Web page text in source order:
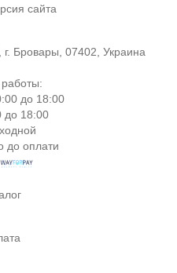
сайта
Бровары, 07402, Украина
до 18:00
до 18:00
до оплати